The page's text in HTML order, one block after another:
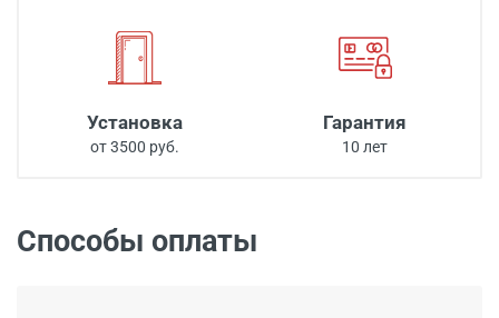
Установка
от 3500 руб.
Гарантия
10 лет
Способы оплаты